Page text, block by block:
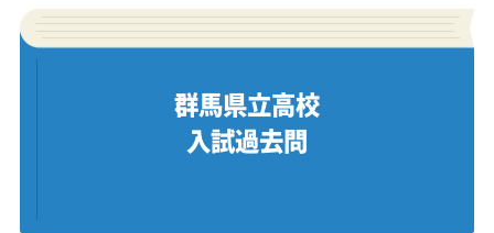
群馬県立高校
入試過去問